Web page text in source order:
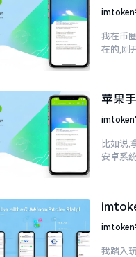
imtoken
我在币
在的,刚
苹果
imtoken
比如说,
安卓系
imtoken
我踏入